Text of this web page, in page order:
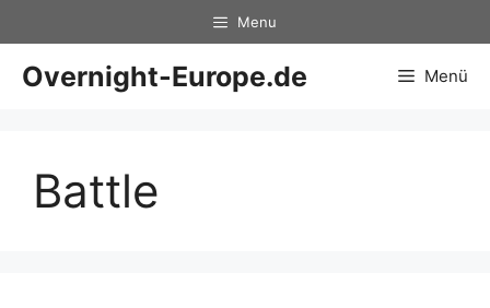
Inhalt
springen
Menu
Overnight-Europe.de Menü
Battle